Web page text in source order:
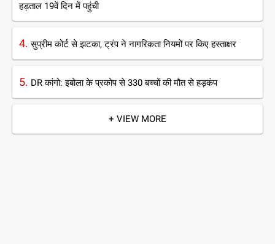
हड़ताल 19वें दिन में पहुंची
4.सुप्रीम कोर्ट से झटका, ट्रंप ने नागरिकता नियमों पर किए हस्ताक्षर
5. DR कांगो: इबोला के प्रकोप से 330 बच्चों की मौत से हड़कंप
+ VIEW MORE